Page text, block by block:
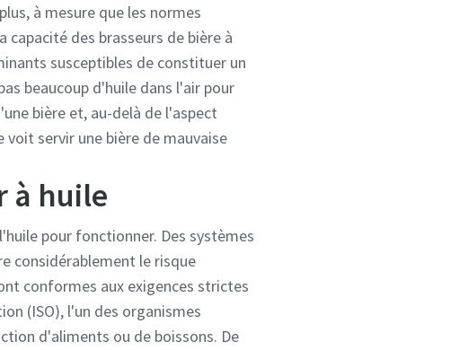
à mesure que les normes
des brasseurs de bière à
susceptibles de constituer un
beaucoup d'huile dans l'air pour
bière et, au-delà de l'aspect
servir une bière de mauvaise
à huile
pour fonctionner. Des systèmes
considérablement le risque
conformes aux exigences strictes
(ISO), l'un des organismes
d'aliments ou de boissons. De